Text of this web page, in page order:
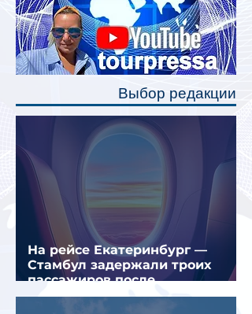
Одним из главных нововведений
станут индивидуальные шторки у
каждого спального места. Они
позволят пассажирам закрыть свою
полку во время сна или отдыха,
Выбор редакции
На рейсе Екатеринбург —
Стамбул задержали троих
пассажиров после
предполагаемой серии краж